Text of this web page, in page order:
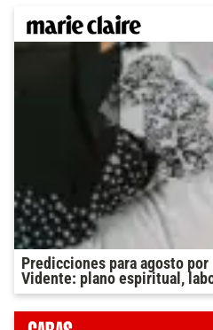
Predicciones para agosto
Vidente: plano espiritual,